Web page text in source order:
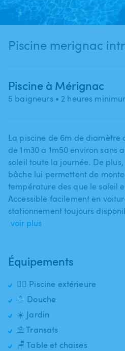
Piscine merignac
Piscine à Mérignac
5 baigneurs • 2 heures
La piscine de 6m de diamètre
de 1m30 a 1m50 environ sans
soleil toute la journée. De
bâche lui permettent de
température des que le soleil
Accessible facilement en
stationnement toujours
voir plus
Équipements
🏊‍♂️ Piscine extérieure
🚿 Douche
☀️ Jardin
⛱️ Transats
🪑 Table et chaises